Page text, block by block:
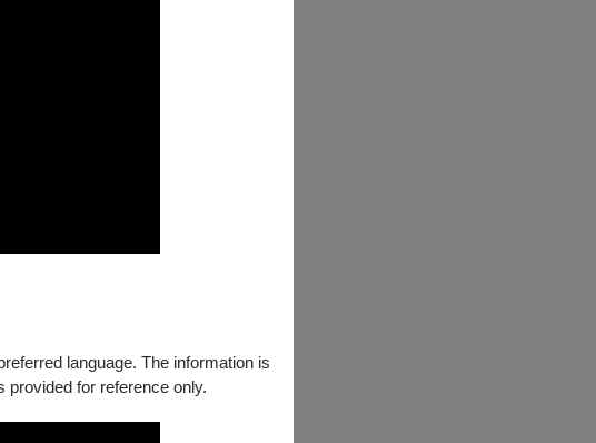
language. The information is
provided for reference only.